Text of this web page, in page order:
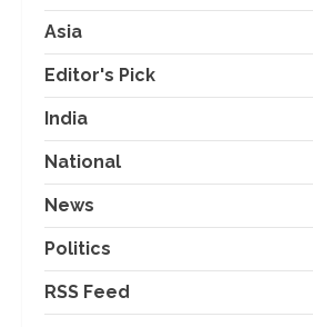
Asia
Editor's Pick
India
National
News
Politics
RSS Feed